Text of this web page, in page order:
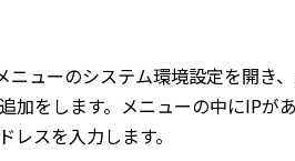
ューのシステム環境設定を開き
加をします。メニューの中にIPが
スを入力します。